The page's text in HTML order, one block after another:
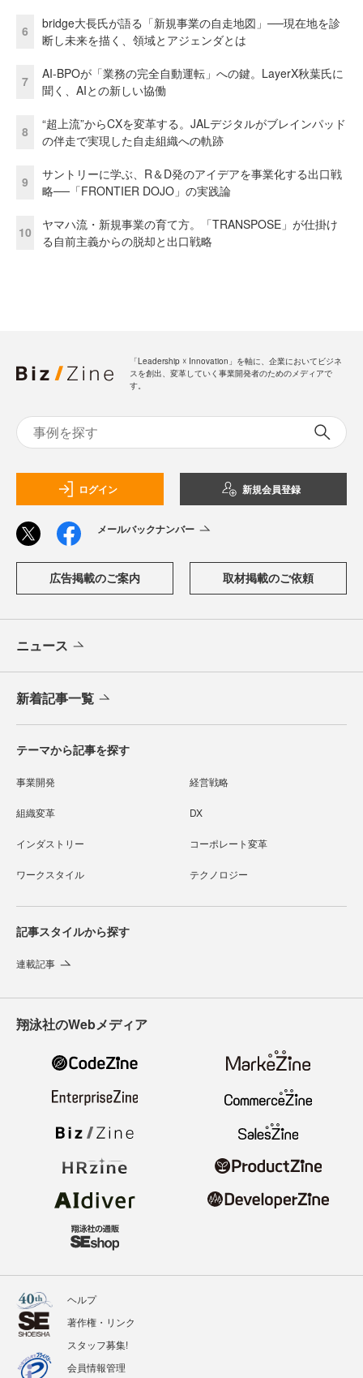
6
bridge大長氏が語る「新規事業の自走地図」──現在地を診
断し未来を描く、領域とアジェンダとは
7
AI-BPOが「業務の完全自動運転」への鍵。LayerX秋葉氏に
聞く、AIとの新しい協働
8
“超上流”からCXを変革する。JALデジタルがブレインパッド
の伴走で実現した自走組織への軌跡
9
サントリーに学ぶ、R＆D発のアイデアを事業化する出口戦
略──「FRONTIER DOJO」の実践論
10
ヤマハ流・新規事業の育て方。「TRANSPOSE」が仕掛け
る自前主義からの脱却と出口戦略
「Leadership ☓ Innovation」を軸に、企業においてビジネ
スを創出、変革していく事業開発者のためのメディアで
す。
ログイン 新規会員登録
メールバックナンバー
広告掲載のご案内 取材掲載のご依頼
ニュース
新着記事一覧
テーマから記事を探す
事業開発 経営戦略
組織変革 DX
インダストリー コーポレート変革
ワークスタイル テクノロジー
記事スタイルから探す
連載記事
翔泳社のWebメディア
ヘルプ
著作権・リンク
スタッフ募集!
会員情報管理